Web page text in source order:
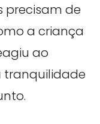
precisam de
a criança
ao
tranquilidade